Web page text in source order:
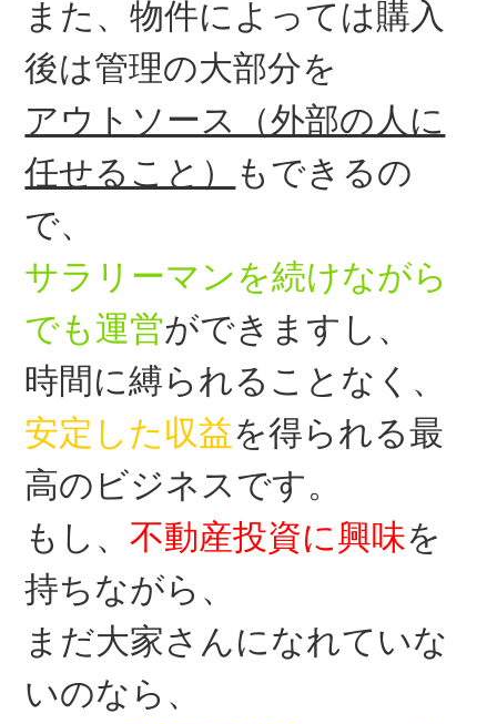
また、物件によっては購入
後は管理の大部分を
アウトソース（外部の人に
任せること）
もできるの
で、
サラリーマンを続けながら
でも運営ができますし、
時間に縛られることなく、
安定した収益を得られる最
高のビジネスです。
もし、不動産投資に興味を
持ちながら、
まだ大家さんになれていな
いのなら、